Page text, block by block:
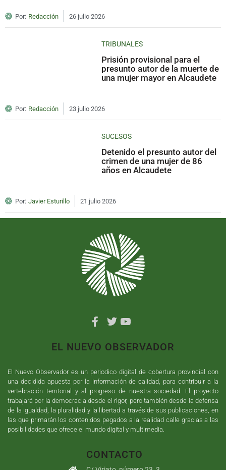
Por: Redacción 26 julio 2026
TRIBUNALES
Prisión provisional para el
presunto autor de la muerte de
una mujer mayor en Alcaudete
Por: Redacción 23 julio 2026
SUCESOS
Detenido el presunto autor del
crimen de una mujer de 86
años en Alcaudete
Por: Javier Esturillo 21 julio 2026
EL NUEVO OBSERVADOR
El Nuevo Observador es un periodico digital de cobertura provincial con
una decidida apuesta por la información de calidad, para contribuir a la
vertebración territorial y al progreso de nuestra sociedad. El proyecto
trabajará por la democracia desde el rigor, pero también desde la defensa
de la igualdad, la pluralidad y la libertad a través de sus publicaciones, en
las que primarán los contenidos pegados a la realidad calle gracias a las
posibilidades que ofrece el mundo digital y multimedia.
CONTACTO